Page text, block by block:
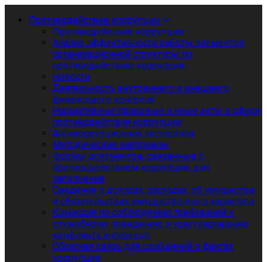
Противодействие коррупции
Противодействие коррупции
Анализ эффективности работы элементов
организационной структуры по
противодействию коррупции
Новости
Деятельность внутреннего и внешнего
финансового контроля
Нормативные правовые и иные акты в сфере
противодействия коррупции
Антикоррупционная экспертиза
Методические материалы
Формы документов, связанные с
противодействием коррупции, для
заполнения
Сведения о доходах, расходах, об имуществе
и обязательствах имущественного характера
Комиссия по соблюдению требований к
служебному поведению и урегулированию
конфликта интересов
Обратная связь для сообщений о фактах
коррупции